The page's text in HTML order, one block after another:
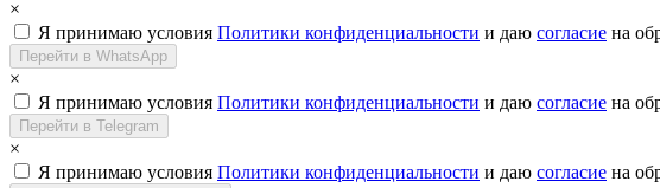
×
Я принимаю условия Политики конфиденциальности и даю согласие на
Перейти в WhatsApp
×
Я принимаю условия Политики конфиденциальности и даю согласие на
Перейти в Telegram
×
Я принимаю условия Политики конфиденциальности и даю согласие на